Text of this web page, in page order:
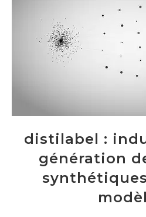
distilabel :
génération